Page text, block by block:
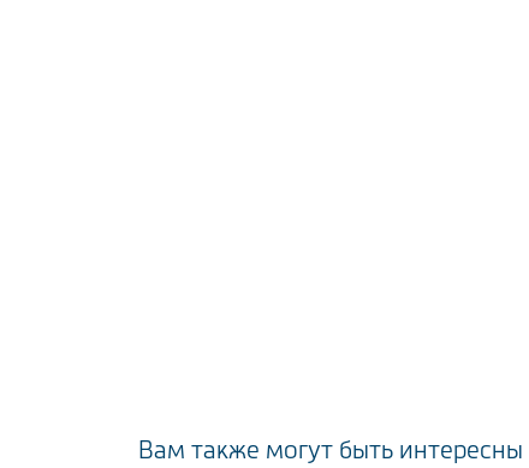
Вам также могут быть интересны